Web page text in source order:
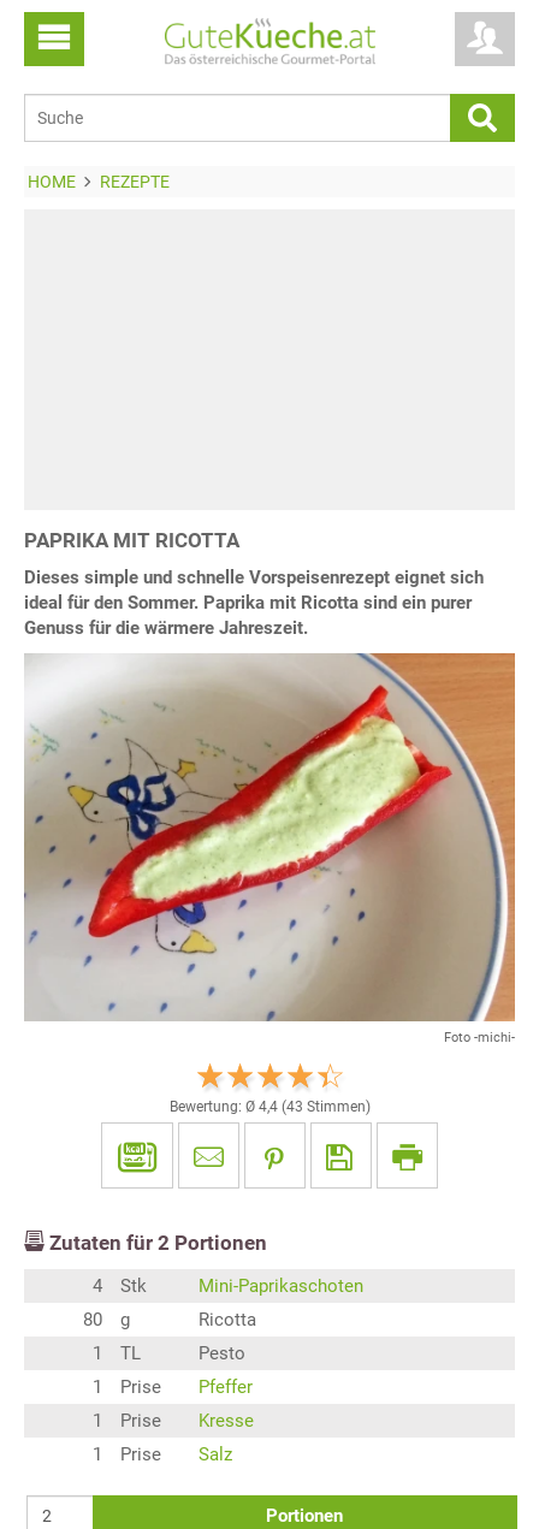
HOME REZEPTE
PAPRIKA MIT RICOTTA
Dieses simple und schnelle Vorspeisenrezept eignet sich
ideal für den Sommer. Paprika mit Ricotta sind ein purer
Genuss für die wärmere Jahreszeit.
Foto -michi-
Bewertung: Ø 4,4(43 Stimmen)
Zutaten für 2 Portionen
4 Stk
Mini-Paprikaschoten
80
g
Ricotta
1
TL
Pesto
1
Prise
Pfeffer
1
Prise
Kresse
1
Prise Salz
Portionen